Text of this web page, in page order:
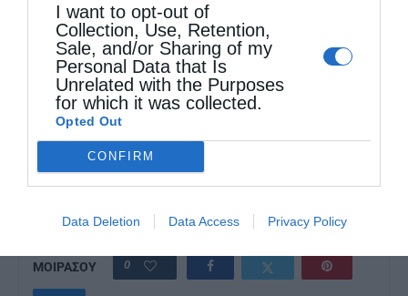
I want to opt-out of
Collection, Use, Retention,
Sale, and/or Sharing of my
Personal Data that Is
Unrelated with the Purposes
for which it was collected.
Opted Out
CONFIRM
Data Deletion Data Access Privacy Policy
με τα αναγκαία μέτρα προφύλαξης».
ΕΝΝΈΑ ΆΤΟΜΑ ΘΕΣΣΑΛΟΝΊΚΗ
ΣΈΡΡΕΣ
ΜΟΙΡΑΣΟΥ 0